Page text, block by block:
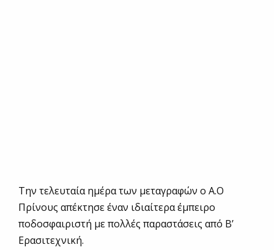
Την τελευταία ημέρα των μεταγραφών ο Α.Ο
Πρίνους απέκτησε έναν ιδιαίτερα έμπειρο
ποδοσφαιριστή με πολλές παραστάσεις από Β’
Ερασιτεχνική.